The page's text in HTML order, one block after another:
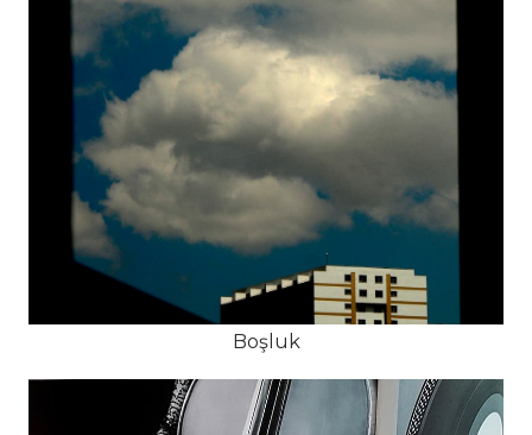
Boşluk